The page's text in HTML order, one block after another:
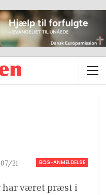
BOG-ANMELDELSE
21
har været præst i